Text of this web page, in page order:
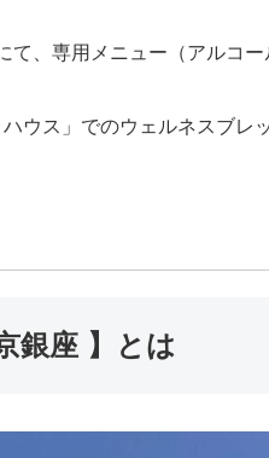
て、専用メニュー（アルコ
ウス」でのウェルネスブレ
銀座 】とは